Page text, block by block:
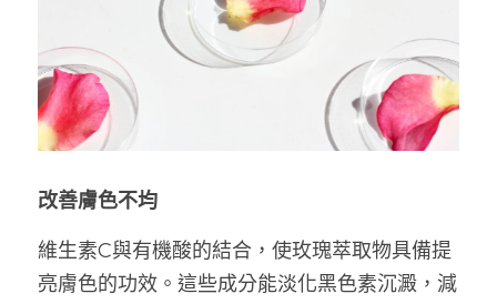
改善膚色不均
維生素C與有機酸的結合，使玫瑰萃取物具備提
亮膚色的功效。這些成分能淡化黑色素沉澱，減